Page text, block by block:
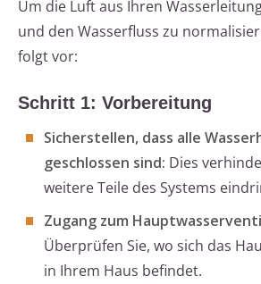
Um die Luft aus Ihren
und den Wasserfluss zu
folgt vor:
Schritt 1: Vorbereitung
Sicherstellen, dass alle
geschlossen sind: Dies
weitere Teile des Systems
Zugang zum
Überprüfen Sie, wo sich das
in Ihrem Haus befindet.